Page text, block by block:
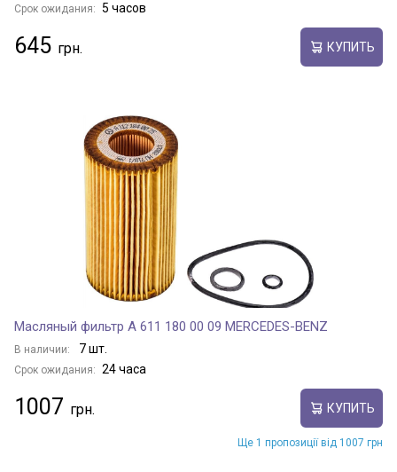
Срок ожидания: 5 часов
645 КУПИТЬ
Масляный фильтр A 611 180 00 09 MERCEDES-BENZ
В наличии: 7 шт.
Срок ожидания: 24 часа
1007 КУПИТЬ
Ще 1 пропозиції від 1007 грн